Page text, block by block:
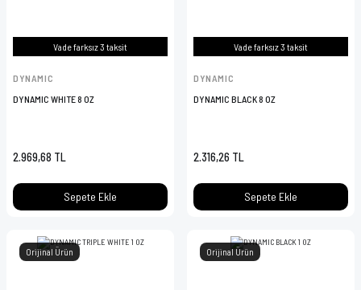
Vade farksız 3 taksit
DYNAMIC
DYNAMIC WHITE 8 OZ
2.969,68 TL
Sepete Ekle
Vade farksız 3 taksit
DYNAMIC
DYNAMIC BLACK 8 OZ
2.316,26 TL
Sepete Ekle
Orijinal Ürün Orijinal Ürün